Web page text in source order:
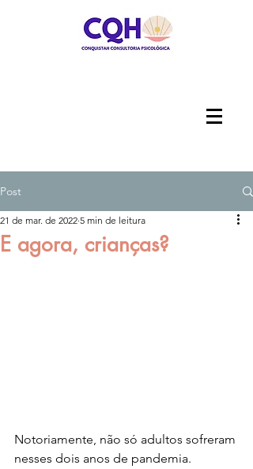
Post
E agora, crianças?
21 de mar. de 2022 5 min de leitura
Notoriamente, não só adultos sofreram
nesses dois anos de pandemia.